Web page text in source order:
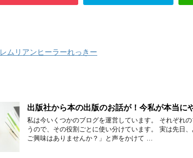
レムリアンヒーラーれっきー
出版社から本の出版のお話が！今私が本当に
私は今いくつかのブログを運営しています。 それぞれ
うので、その役割ごとに使い分けています。 実は先日
ご興味はありませんか？」と声をかけて …